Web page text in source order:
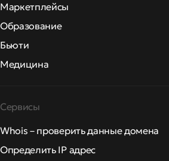
Маркетплейсы
Образование
Бьюти
Медицина
Сервисы
Whois – проверить данные домена
Определить IP адрес